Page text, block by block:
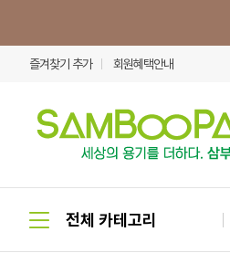
즐겨찾기 추가 회원혜택안내